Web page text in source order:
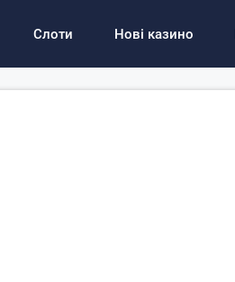
Слоти Нові казино